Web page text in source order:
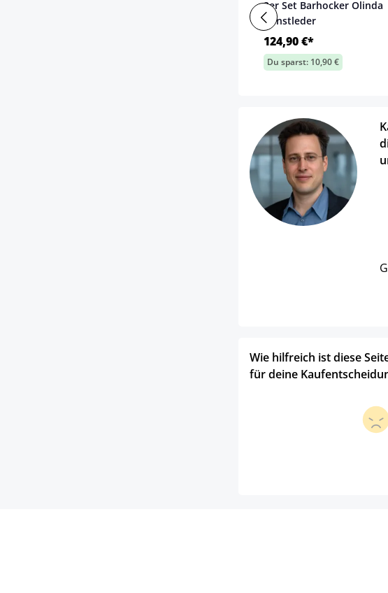
2er Set Barhocker Olinda
Kunstleder
124,90 €*
Du sparst: 10,90 €
Wie hilfreich ist diese
für deine